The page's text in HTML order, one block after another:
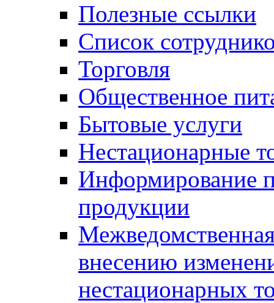
Полезные ссылки
Список
Торговля
Общественное
Бытовые услуги
Нестационарные
Информирование
продукции
внесению
нестационарных